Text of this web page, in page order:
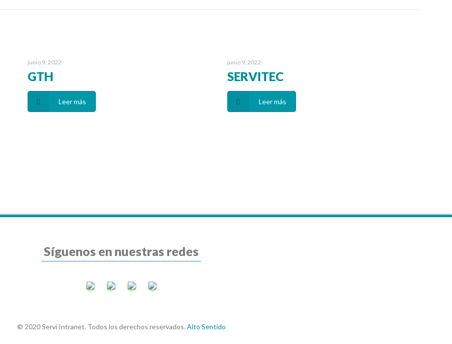
junio 9, 2022
GTH
Leer más
junio 9, 2022
SERVITEC
Leer más
Síguenos en nuestras redes
© 2020 Servi Intranet. Todos los derechos reservados. Alto Sentido